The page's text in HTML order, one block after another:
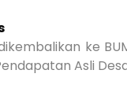
ke
Asli